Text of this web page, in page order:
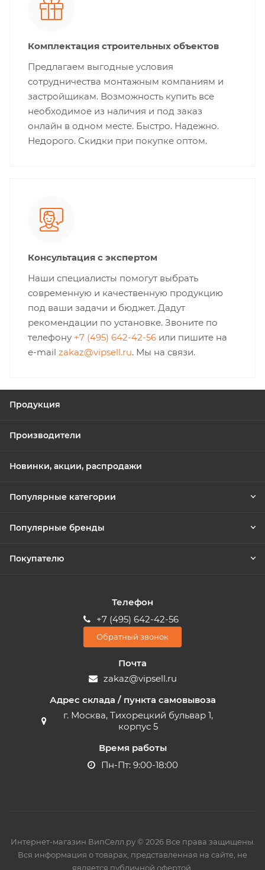
Комплектация строительных объектов
Предлагаем выгодные условия
сотрудничества монтажным компаниям и
застройщикам. Возможность купить все
необходимое из наличия и под заказ
онлайн в одном месте. Быстро. Надежно.
Недорого. Скидки при покупке оптом.
Консультация с экспертом
Наши специалисты помогут выбрать
современную и качественную продукцию
под ваши задачи и бюджет. Дадут
рекомендации по установке. Звоните по
телефону +7 (495) 642-42-56 или пишите на
e-mail zakaz@vipsell.ru. Мы на связи.
Продукция
Производители
Новинки, акции, распродажи
Популярные категории
Популярные бренды
Покупателю
Телефон
+7 (495) 642-42-56
Обратный звонок
Почта
zakaz@vipsell.ru
Адрес склада / пункта самовывоза
г. Москва, Тихорецкий бульвар 1,
корпус 5
Время работы
Пн-Пт: 9:00-18:00
Интернет-магазин ВипСелл.ру © 2026 Все права защищены.
Вся информация о товарах, представленная на сайте, не
является публичной офертой.